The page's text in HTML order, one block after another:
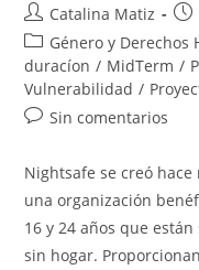
Autor
de
la
entrada:
Catalina Matiz
de
la
Categoría
de
la
entrada:
Género y Derechos
duracíon / MidTerm /
Vulnerabilidad /
Comentarios
la
entrada:
Sin comentarios
Nightsafe se creó hace
una organización
16 y 24 años que
sin hogar.